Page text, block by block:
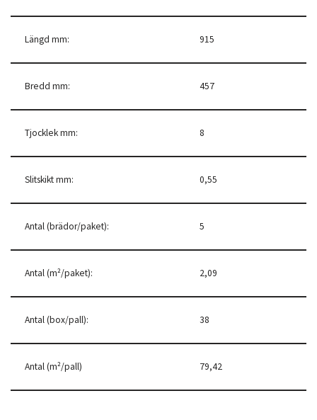
Längd mm: 915
Bredd mm: 457
Tjocklek mm: 8
Slitskikt mm: 0,55
Antal (brädor/paket): 5
Antal (m²/paket): 2,09
Antal (box/pall): 38
Antal (m²/pall) 79,42